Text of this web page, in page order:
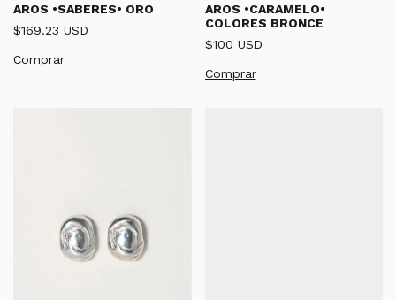
AROS •SABERES• ORO
$169.23 USD
Comprar
AROS •CARAMELO•
COLORES BRONCE
$100 USD
Comprar